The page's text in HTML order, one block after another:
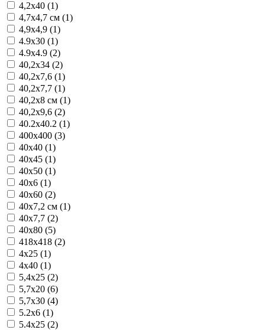
4,2x40 (1)
4,7x4,7 см (1)
4,9x4,9 (1)
4.9x30 (1)
4.9x4.9 (2)
40,2x34 (2)
40,2x7,6 (1)
40,2x7,7 (1)
40,2x8 см (1)
40,2x9,6 (2)
40.2x40.2 (1)
400x400 (3)
40x40 (1)
40x45 (1)
40x50 (1)
40x6 (1)
40x60 (2)
40x7,2 см (1)
40x7,7 (2)
40x80 (5)
418x418 (2)
4x25 (1)
4x40 (1)
5,4x25 (2)
5,7x20 (6)
5,7x30 (4)
5.2x6 (1)
5.4x25 (2)